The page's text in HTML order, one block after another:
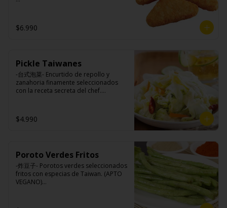
Ingredientes:
Papa, aceite de girasol, sal, cebolla en
$6.990
Pickle Taiwanes
-台式泡菜- Encurtido de repollo y
zanahoria finamente seleccionados
con la receta secreta del chef.
Ingredientes:
$4.990
Poroto Verdes Fritos
-炸豆子- Porotos verdes seleccionados
fritos con especias de Taiwan. (APTO
VEGANO)